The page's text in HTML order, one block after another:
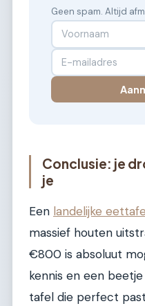
Geen spam. Altijd
Conclusie: je
je
Een landelijke
massief houten
€800 is absoluut
kennis en een
tafel die perfect